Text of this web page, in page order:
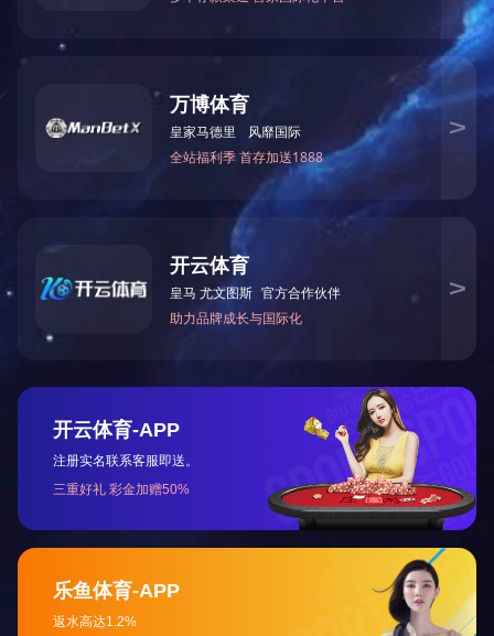
2025全国两会《政府工作报告》要点
下一篇： 2021年全国两会《政府工作报告》要点 ​
咨询与了解
电 话：0745-2261111
邮 箱：3920878361@qq.com